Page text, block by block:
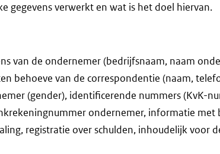
gegevens verwerkt en wat is het doel hiervan.
van de ondernemer (bedrijfsnaam, naam
behoeve van de correspondentie (naam,
(gender), identificerende nummers (KvK-
ondernemer, informatie
registratie over schulden, inhoudelijk voor